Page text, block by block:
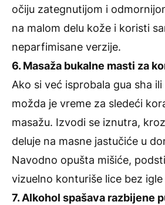
očiju zategnutijom i
na malom delu kože i koristi
neparfimisane verzije.
6. Masaža bukalne masti za
Ako si već isprobala gua sha
možda je vreme za sledeći
masažu. Izvodi se iznutra,
deluje na masne jastučiće u
Navodno opušta mišiće,
vizuelno konturiše lice bez igle
7. Alkohol spašava razbijene